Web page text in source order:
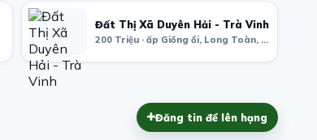
Đất Thị Xã Duyên Hải - Trà Vinh
200 Triệu · ấp Giồng ổi, Long Toàn, Duyên Hải District, Tra Vinh, Vietnam
Đăng tin để lên hạng